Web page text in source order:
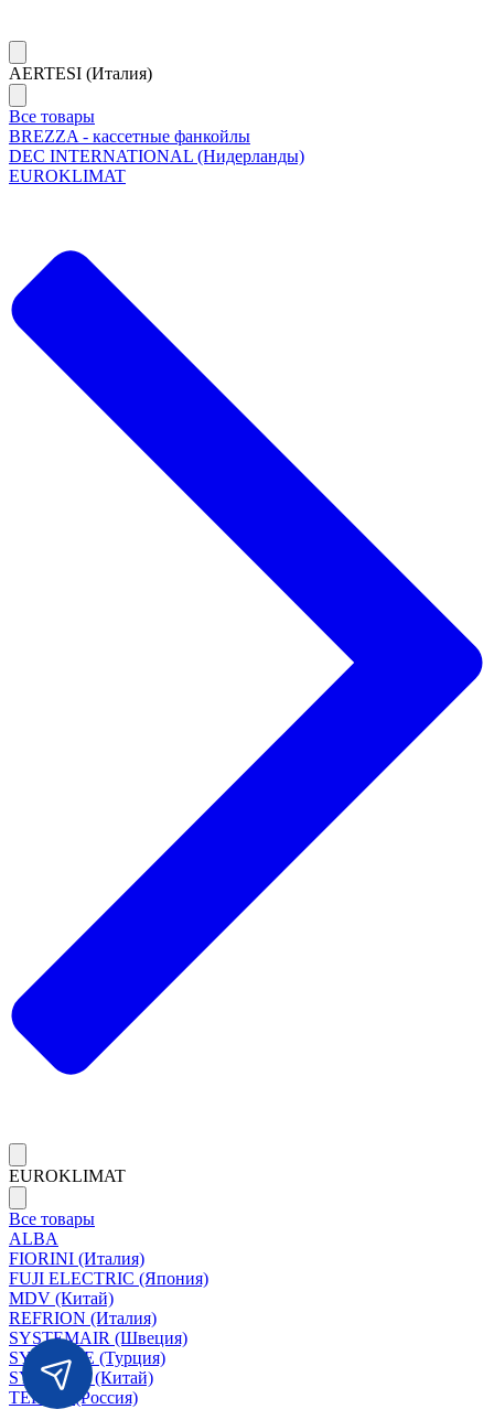
AERTESI (Италия)
Все товары
BREZZA - кассетные фанкойлы
DEC INTERNATIONAL (Нидерланды)
EUROKLIMAT
EUROKLIMAT
Все товары
ALBA
FIORINI (Италия)
FUJI ELECTRIC (Япония)
MDV (Китай)
REFRION (Италия)
SYSTEMAIR (Швеция)
SYSIMPLE (Турция)
SYSCOOL (Китай)
TERMA (Россия)